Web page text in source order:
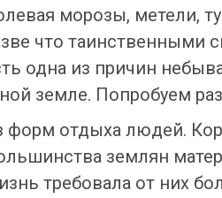
морозы, метели,
что таинственными
одна из причин
земле. Попробуем
форм отдыха людей.
землян
требовала от них